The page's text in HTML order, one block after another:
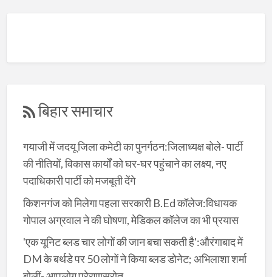
बिहार समाचार
गयाजी में जदयू जिला कमेटी का पुनर्गठन:जिलाध्यक्ष बोले- पार्टी
की नीतियों, विकास कार्यों को घर-घर पहुंचाने का लक्ष्य, नए
पदाधिकारी पार्टी को मजबूती देंगे
किशनगंज को मिलेगा पहला सरकारी B.Ed कॉलेज:विधायक
गोपाल अग्रवाल ने की घोषणा, मेडिकल कॉलेज का भी प्रयास
'एक यूनिट ब्लड चार लोगों की जान बचा सकती है':औरंगाबाद में
DM के बर्थडे पर 50 लोगों ने किया ब्लड डोनेट; अभिलाशा शर्मा